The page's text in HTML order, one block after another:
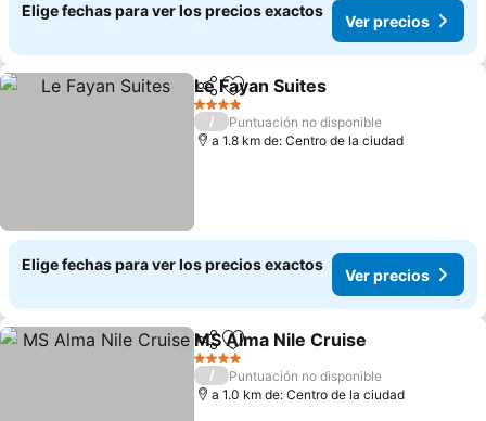
Elige fechas para ver los precios exactos
Ver precios
CompartirAgregar a favoritos
Le Fayan Suites
4 Estrellas
/
Puntuación no disponible
a 1.8 km de: Centro de la ciudad
Elige fechas para ver los precios exactos
Ver precios
CompartirAgregar a favoritos
MS Alma Nile Cruise
4 Estrellas
/
Puntuación no disponible
a 1.0 km de: Centro de la ciudad